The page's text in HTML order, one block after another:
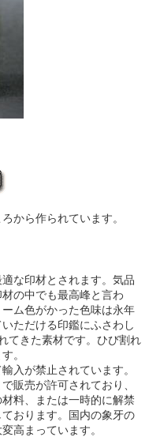
から作られています。
な印材とされます。気品
材の中でも最高峰と言わ
ム色がかった色味は永年
ただける印鑑にふさわし
てきた素材です。ひび割れ
。
入が禁止されています。
販売が許可されており、
料、または一時的に解禁
おります。国内の象牙の
高まっています。